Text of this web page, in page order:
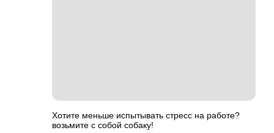
Хотите меньше испытывать стресс на работе?
возьмите с собой собаку!